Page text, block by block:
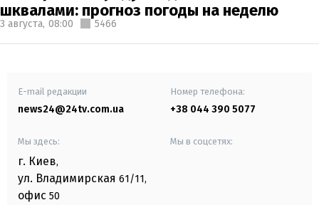
шквалами: прогноз погоды на неделю
3 августа, 08:00 5466
E-mail редакции
news24@24tv.com.ua
Номер телефона:
+38 044 390 5077
Мы здесь:
г. Киев,
ул. Владимирская 61/11,
офис 50
Мы в соцсетях: